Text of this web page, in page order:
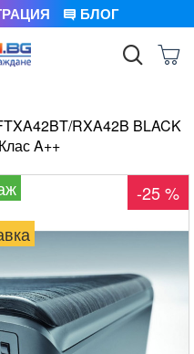
БЛОГ
RXA42B BLACK
A++
-25 %